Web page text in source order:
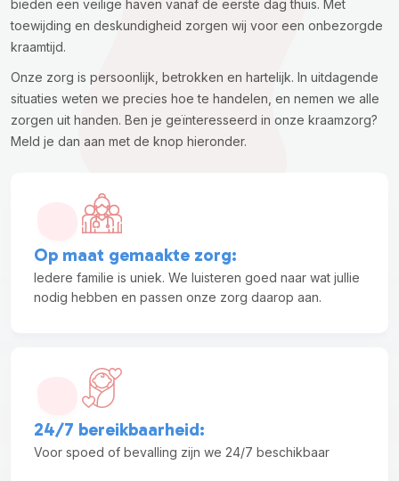
bieden een veilige haven vanaf de eerste dag thuis. Met
toewijding en deskundigheid zorgen wij voor een onbezorgde
kraamtijd.
Onze zorg is persoonlijk, betrokken en hartelijk. In uitdagende
situaties weten we precies hoe te handelen, en nemen we alle
zorgen uit handen. Ben je geïnteresseerd in onze kraamzorg?
Meld je dan aan met de knop hieronder.
Op maat gemaakte zorg:
Iedere familie is uniek. We luisteren goed naar wat jullie
nodig hebben en passen onze zorg daarop aan.
24/7 bereikbaarheid:
Voor spoed of bevalling zijn we 24/7 beschikbaar